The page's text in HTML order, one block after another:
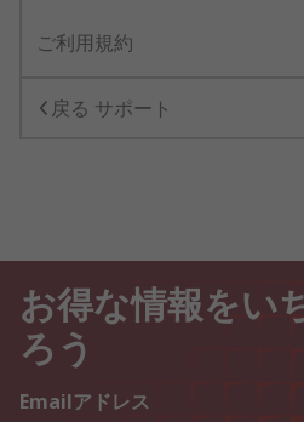
ご利用規約
戻る サポート
お得な情報をい
ろう
Emailアドレス